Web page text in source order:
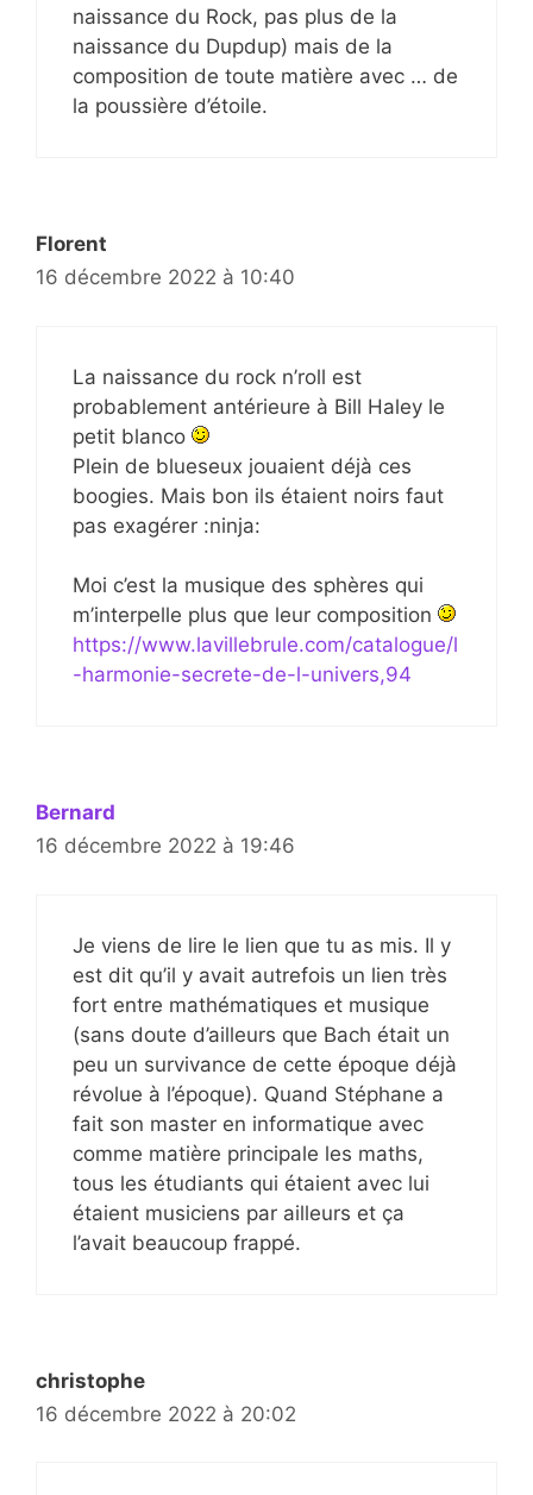
naissance du Rock, pas plus de la
naissance du Dupdup) mais de la
composition de toute matière avec … de
la poussière d’étoile.
Florent
16 décembre 2022 à 10:40
La naissance du rock n’roll est
probablement antérieure à Bill Haley le
petit blanco
Plein de blueseux jouaient déjà ces
boogies. Mais bon ils étaient noirs faut
pas exagérer :ninja:
Moi c’est la musique des sphères qui
m’interpelle plus que leur composition
https://www.lavillebrule.com/catalogue/l
-harmonie-secrete-de-l-univers,94
Bernard
16 décembre 2022 à 19:46
Je viens de lire le lien que tu as mis. Il y
est dit qu’il y avait autrefois un lien très
fort entre mathématiques et musique
(sans doute d’ailleurs que Bach était un
peu un survivance de cette époque déjà
révolue à l’époque). Quand Stéphane a
fait son master en informatique avec
comme matière principale les maths,
tous les étudiants qui étaient avec lui
étaient musiciens par ailleurs et ça
l’avait beaucoup frappé.
christophe
16 décembre 2022 à 20:02